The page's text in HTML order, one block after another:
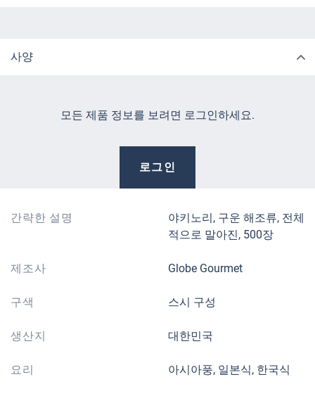
사양
모든 제품 정보를 보려면 로그인하세요.
로그인
간략한 설명
야키노리, 구운 해조류, 전체
적으로 말아진, 500장
제조사 Globe Gourmet
구색 스시 구성
생산지 대한민국
요리 아시아풍, 일본식, 한국식